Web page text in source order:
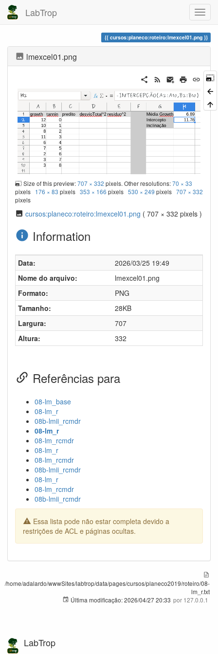
LabTrop
cursos:planeco:roteiro:lmexcel01.png
lmexcel01.png
Size of this preview:707 × 332 pixels. Other resolutions:70 × 33
pixels 176 × 83 pixels 353 × 166 pixels 530 × 249 pixels 707 × 332
pixels
cursos:planeco:roteiro:lmexcel01.png ( 707 × 332 pixels )
Information
Data:
2026/03/25 19:49
Nome do arquivo:
lmexcel01.png
Formato:
PNG
Tamanho:
28KB
Largura:
707
Altura:
332
Referências para
08-lm_base
08-lm_r
08b-lmii_rcmdr
08-lm_r
08-lm_rcmdr
08-lm_r
08-lm_rcmdr
08b-lmii_rcmdr
08-lm_r
08-lm_rcmdr
08b-lmii_rcmdr
Essa lista pode não estar completa devido a
restrições de ACL e páginas ocultas.
/home/adalardo/wwwSites/labtrop/data/pages/cursos/planeco2019/roteiro/08-
lm_r.txt
Última modificação:2026/04/27 20:33 por 127.0.0.1
LabTrop